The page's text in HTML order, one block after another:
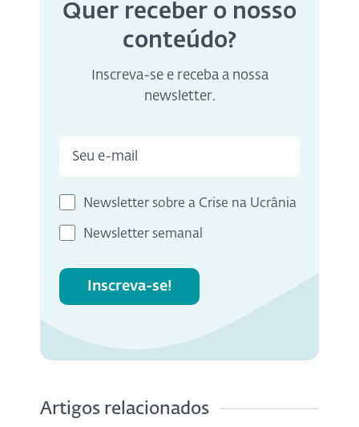
Quer receber o nosso
conteúdo?
Inscreva-se e receba a nossa
newsletter.
Newsletter sobre a Crise na Ucrânia
Newsletter semanal
Inscreva-se!
Artigos relacionados